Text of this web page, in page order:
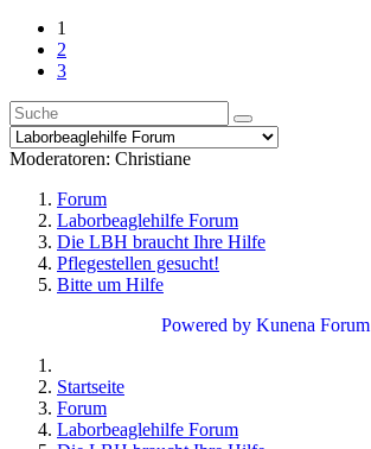
1
2
3
Moderatoren: Christiane
Forum
Laborbeaglehilfe Forum
Die LBH braucht Ihre Hilfe
Pflegestellen gesucht!
Bitte um Hilfe
Powered by Kunena Forum
Startseite
Forum
Laborbeaglehilfe Forum